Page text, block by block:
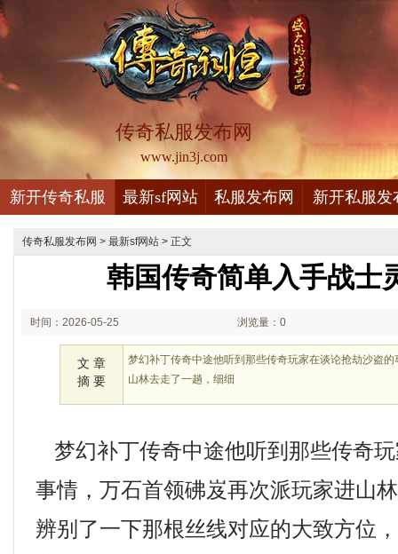
传奇私服发布网
www.jin3j.com
新开传奇私服 最新sf网站 私服发布网 新开私服发
传奇私服发布网 > 最新sf网站 > 正文
韩国传奇简单入手战士
时间：2026-05-25 浏览量：0
文 章
摘 要
梦幻补丁传奇中途他听到那些传奇玩家在谈论抢劫沙盗
山林去走了一趟，细细
梦幻补丁传奇中途他听到那些传奇
事情，万石首领砩岌再次派玩家进山
辨别了一下那根丝线对应的大致方位